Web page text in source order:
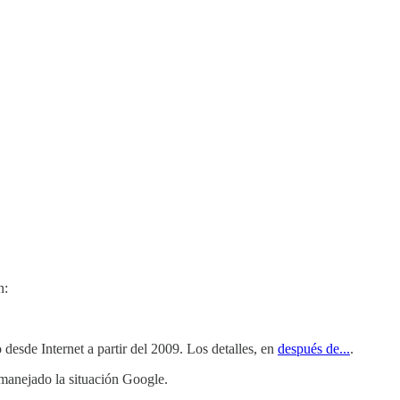
Internet a partir del 2009. Los detalles, en después de....
la situación Google.